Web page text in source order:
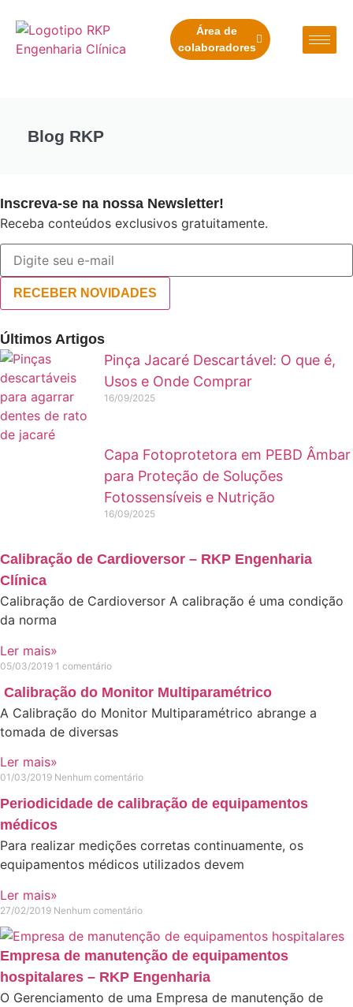
Área de
colaboradores
Blog RKP
Inscreva-se na nossa Newsletter!
Receba conteúdos exclusivos gratuitamente.
RECEBER NOVIDADES
Últimos Artigos
Pinça Jacaré Descartável: O que é,
Usos e Onde Comprar
16/09/2025
Capa Fotoprotetora em PEBD Âmbar
para Proteção de Soluções
Fotossensíveis e Nutrição
16/09/2025
Calibração de Cardioversor – RKP Engenharia
Clínica
Calibração de Cardioversor A calibração é uma condição
da norma
Ler mais»
05/03/2019 1 comentário
Calibração do Monitor Multiparamétrico
A Calibração do Monitor Multiparamétrico abrange a
tomada de diversas
Ler mais»
01/03/2019 Nenhum comentário
Periodicidade de calibração de equipamentos
médicos
Para realizar medições corretas continuamente, os
equipamentos médicos utilizados devem
Ler mais»
27/02/2019 Nenhum comentário
Empresa de manutenção de equipamentos
hospitalares – RKP Engenharia
O Gerenciamento de uma Empresa de manutenção de